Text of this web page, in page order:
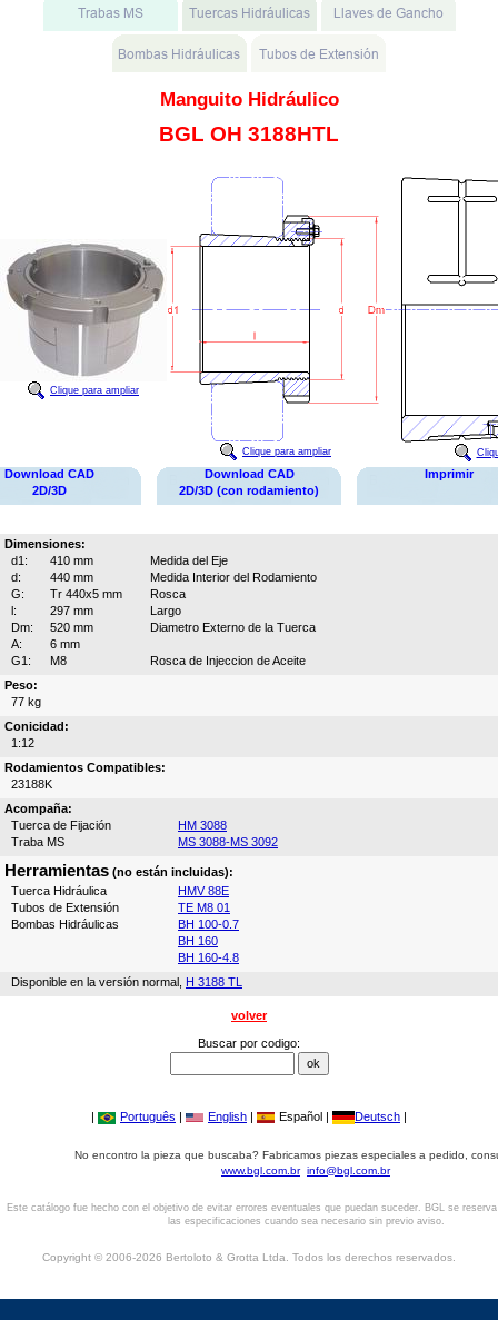
Manguito Hidráulico
BGL OH 3188HTL
Clique para ampliar
Clique para ampliar
Download CAD
2D/3D
Download CAD
2D/3D (con rodamiento)
Imprimir
Dimensiones:
d1:
410 mm
Medida del Eje
d:
440 mm
Medida Interior del Rodamiento
G:
Tr 440x5 mm
Rosca
l:
297 mm
Largo
Dm:
520 mm
Diametro Externo de la Tuerca
A:
6 mm
G1:
M8
Rosca de Injeccion de Aceite
Peso:
77 kg
Conicidad:
1:12
Rodamientos Compatibles:
23188K
Acompaña:
Tuerca de Fijación
HM 3088
Traba MS
MS 3088-MS 3092
Herramientas (no están incluidas):
Tuerca Hidráulica
HMV 88E
Tubos de Extensión
TE M8 01
Bombas Hidráulicas
BH 100-0.7
BH 160
BH 160-4.8
Disponible en la versión normal, H 3188 TL
volver
Buscar por codigo:
| Português | English | Español | Deutsch |
No encontro la pieza que buscaba? Fabricamos piezas especiales a pedido,
www.bgl.com.br info@bgl.com.br
Este catálogo fue hecho con el objetivo de evitar errores eventuales que puedan suceder. BGL se
las especificaciones cuando sea necesario sin previo aviso.
Copyright © 2006-2026 Bertoloto & Grotta Ltda. Todos los derechos reservados.